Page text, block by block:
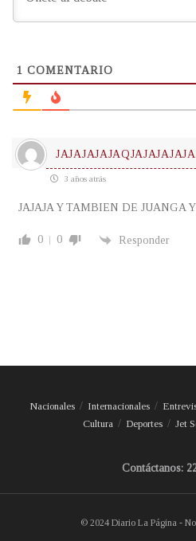
1 COMENTARIO
3 años atrás
JAJAJA Y TAMBIEN DE JUANGA
0 0 Responder
Nacionales Internacionales
Cultura
Deportes Jet
Contáctanos:
© 2024 Diario La Página -